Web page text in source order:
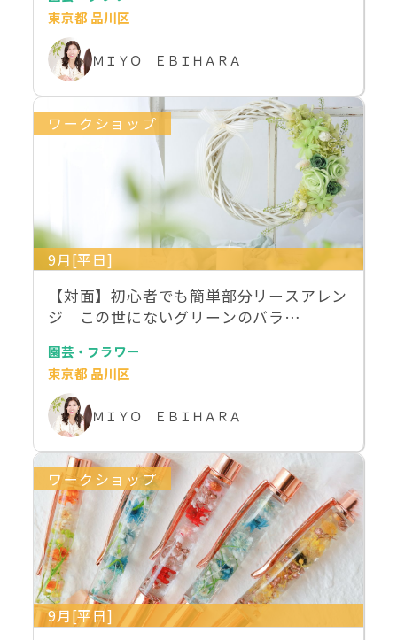
東京都 品川区
ＭＩＹＯ ＥＢＩＨＡＲＡ
ワークショップ
9月[平日]
【対面】初心者でも簡単部分リースアレン
ジ この世にないグリーンのバラ…
園芸・フラワー
東京都 品川区
ＭＩＹＯ ＥＢＩＨＡＲＡ
ワークショップ
9月[平日]